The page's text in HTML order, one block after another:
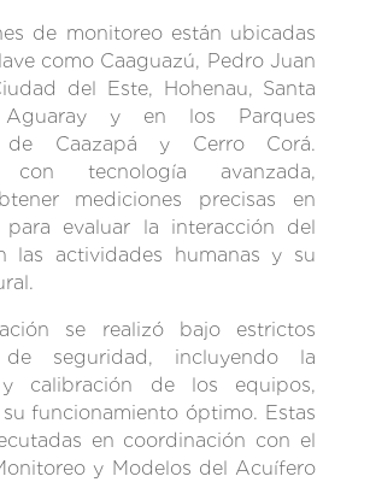
de monitoreo están ubicadas
como Caaguazú, Pedro Juan
del Este, Hohenau, Santa
y en los Parques
de Caazapá y Cerro Corá.
con tecnología avanzada,
mediciones precisas en
evaluar la interacción del
las actividades humanas y su
se realizó bajo estrictos
de seguridad, incluyendo la
calibración de los equipos,
funcionamiento óptimo. Estas
en coordinación con el
y Modelos del Acuífero